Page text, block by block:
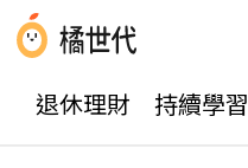
退休理財 持續學習